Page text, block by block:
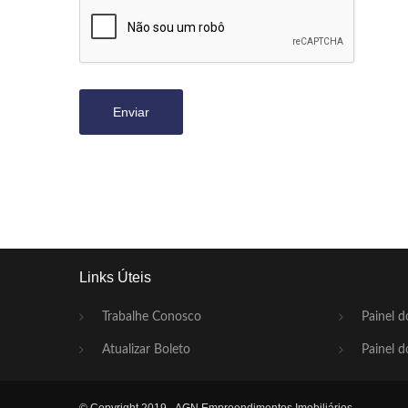
Enviar
Links Úteis
Trabalhe Conosco Painel
Atualizar Boleto Painel